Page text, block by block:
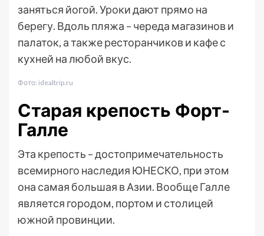
заняться йогой. Уроки дают прямо на
берегу. Вдоль пляжа – череда магазинов и
палаток, а также ресторанчиков и кафе с
кухней на любой вкус.
Фото: idealtrip.ru
Старая крепость Форт-
Галле
Эта крепость – достопримечательность
всемирного наследия ЮНЕСКО, при этом
она самая большая в Азии. Вообще Галле
является городом, портом и столицей
южной провинции.